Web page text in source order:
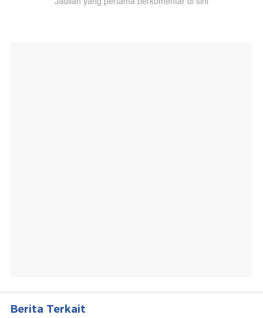
Berita Terkait